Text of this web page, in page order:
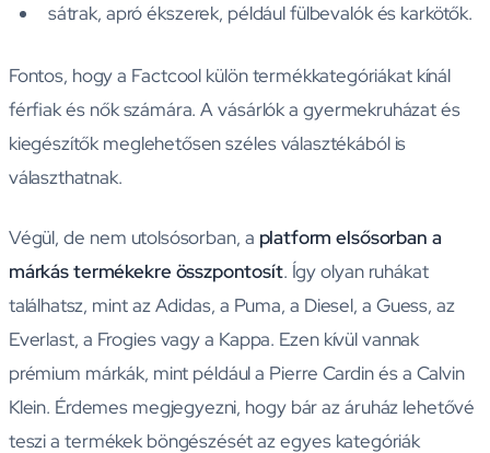
sátrak, apró ékszerek, például fülbevalók és karkötők.
Fontos, hogy a Factcool külön termékkategóriákat kínál
férfiak és nők számára. A vásárlók a gyermekruházat és
kiegészítők meglehetősen széles választékából is
választhatnak.
Végül, de nem utolsósorban, a platform elsősorban a
márkás termékekre összpontosít. Így olyan ruhákat
találhatsz, mint az Adidas, a Puma, a Diesel, a Guess, az
Everlast, a Frogies vagy a Kappa. Ezen kívül vannak
prémium márkák, mint például a Pierre Cardin és a Calvin
Klein. Érdemes megjegyezni, hogy bár az áruház lehetővé
teszi a termékek böngészését az egyes kategóriák